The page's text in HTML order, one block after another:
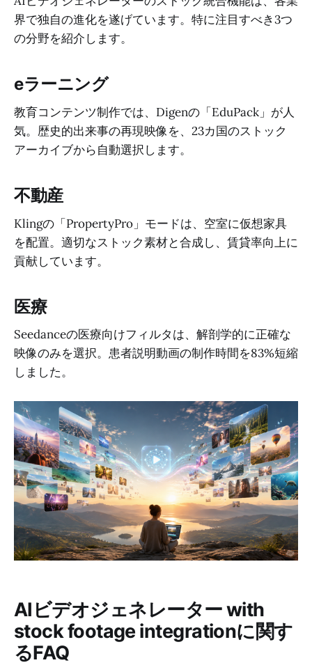
界で独自の進化を遂げています。特に注目すべき3つ
の分野を紹介します。
eラーニング
教育コンテンツ制作では、Digenの「EduPack」が人
気。歴史的出来事の再現映像を、23カ国のストック
アーカイブから自動選択します。
不動産
Klingの「PropertyPro」モードは、空室に仮想家具
を配置。適切なストック素材と合成し、賃貸率向上に
貢献しています。
医療
Seedanceの医療向けフィルタは、解剖学的に正確な
映像のみを選択。患者説明動画の制作時間を83%短縮
しました。
AIビデオジェネレーター with
stock footage integrationに関す
るFAQ